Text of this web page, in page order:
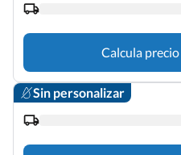
Calcula
Sin personalizar